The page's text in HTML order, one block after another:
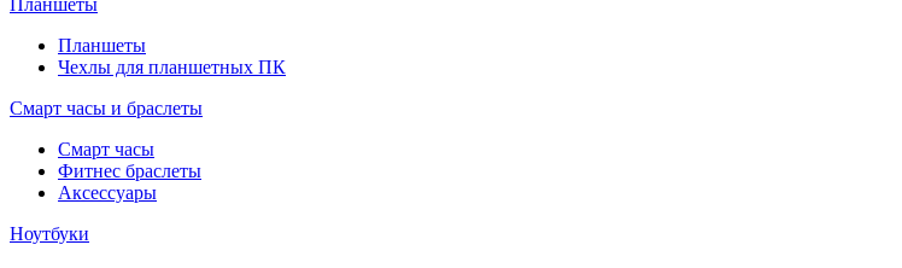
Планшеты
Чехлы для планшетных ПК
Смарт часы и браслеты
Смарт часы
Фитнес браслеты
Аксессуары
Ноутбуки